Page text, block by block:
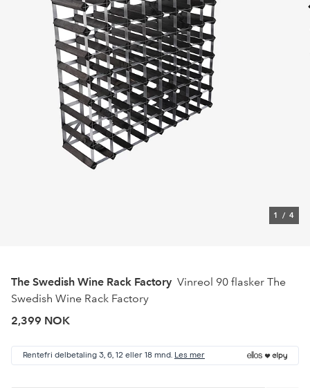
1 / 4
The Swedish Wine Rack Factory Vinreol 90 flasker The
Swedish Wine Rack Factory
2,399 NOK
Rentefri delbetaling 3, 6, 12 eller 18 mnd. Les mer